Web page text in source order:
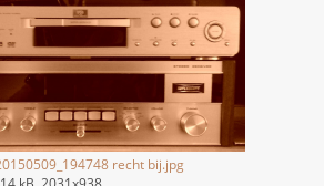
recht bij.jpg